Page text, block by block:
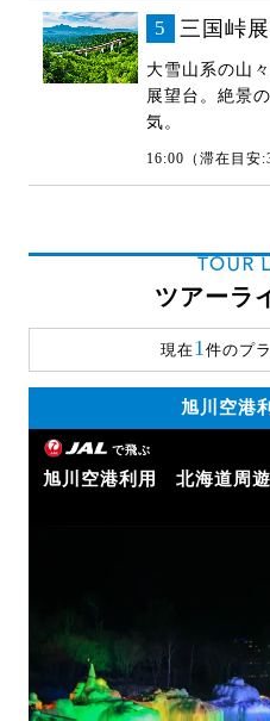
5 三国峠
大雪山系の山
展望台。絶景
気。
16:00（滞在目安
TOUR
ツアーラ
現在1 件のプ
旭川空港
で飛ぶ
旭川空港利用 北海道周